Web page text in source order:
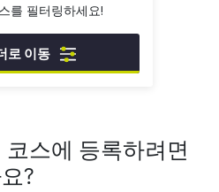
를 필터링하세요!
로 이동
스에 등록하려면
?